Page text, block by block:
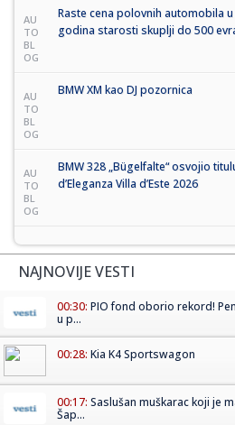
AU
TO
BL
OG
Raste cena polovnih automobila
godina starosti skuplji do 500
AU
TO
BL
OG
BMW XM kao DJ pozornica
AU
TO
BL
OG
BMW 328 „Bügelfalte“ osvojio
d’Eleganza Villa d’Este 2026
NAJNOVIJE VESTI
00:30: PIO fond oborio rekord!
u p...
00:28: Kia K4 Sportswagon
00:17: Saslušan muškarac koji je
Šap...